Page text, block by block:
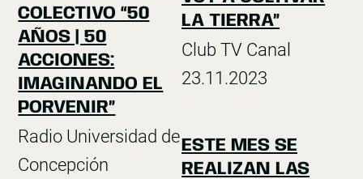
COLECTIVO “50
AÑOS | 50
ACCIONES:
IMAGINANDO EL
PORVENIR”
Radio Universidad de
Concepción
LA TIERRA”
Club TV Canal
23.11.2023
ESTE MES SE
REALIZAN LAS